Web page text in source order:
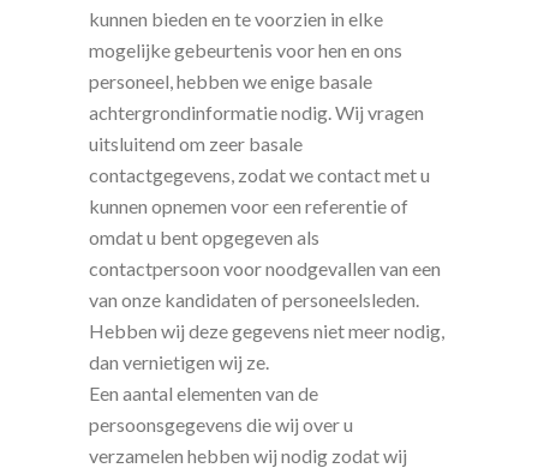
kunnen bieden en te voorzien in elke
mogelijke gebeurtenis voor hen en ons
personeel, hebben we enige basale
achtergrondinformatie nodig. Wij vragen
uitsluitend om zeer basale
contactgegevens, zodat we contact met u
kunnen opnemen voor een referentie of
omdat u bent opgegeven als
contactpersoon voor noodgevallen van een
van onze kandidaten of personeelsleden.
Hebben wij deze gegevens niet meer nodig,
dan vernietigen wij ze.
Een aantal elementen van de
persoonsgegevens die wij over u
verzamelen hebben wij nodig zodat wij